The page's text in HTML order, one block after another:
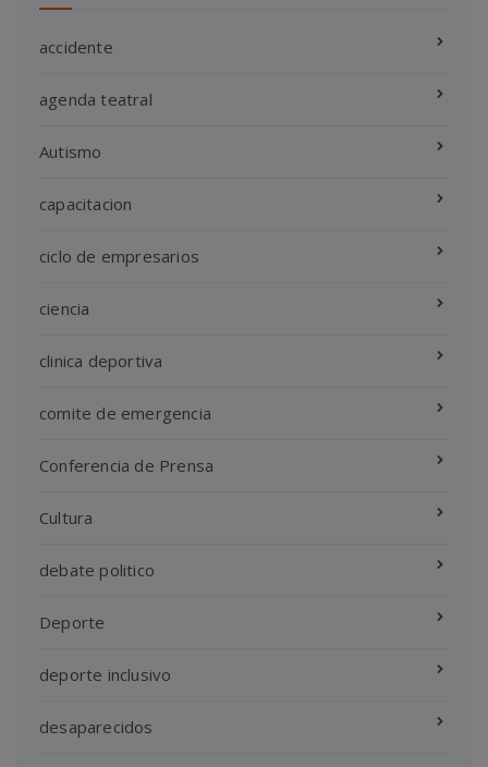
accidente
agenda teatral
Autismo
capacitacion
ciclo de empresarios
ciencia
clinica deportiva
comite de emergencia
Conferencia de Prensa
Cultura
debate politico
Deporte
deporte inclusivo
desaparecidos